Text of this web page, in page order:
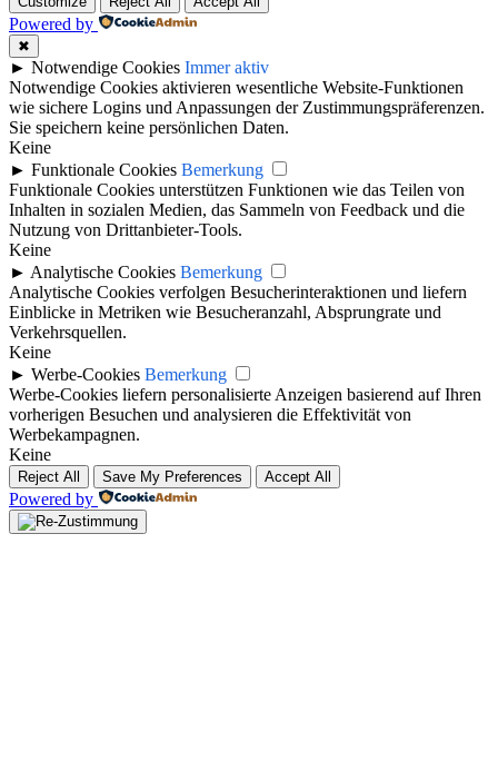
Powered by
✖
► Notwendige Cookies Immer aktiv
Notwendige Cookies aktivieren wesentliche Website-Funktionen
wie sichere Logins und Anpassungen der Zustimmungspräferenzen.
Sie speichern keine persönlichen Daten.
Keine
► Funktionale Cookies Bemerkung
Funktionale Cookies unterstützen Funktionen wie das Teilen von
Inhalten in sozialen Medien, das Sammeln von Feedback und die
Nutzung von Drittanbieter-Tools.
Keine
► Analytische Cookies Bemerkung
Analytische Cookies verfolgen Besucherinteraktionen und liefern
Einblicke in Metriken wie Besucheranzahl, Absprungrate und
Verkehrsquellen.
Keine
► Werbe-Cookies Bemerkung
Werbe-Cookies liefern personalisierte Anzeigen basierend auf Ihren
vorherigen Besuchen und analysieren die Effektivität von
Werbekampagnen.
Keine
Reject All Save My Preferences Accept All
Powered by